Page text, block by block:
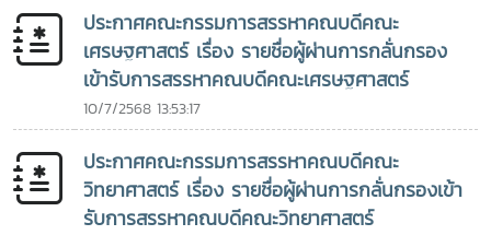
ประกาศคณะกรรมการสรรหาคณบดีคณะ
เศรษฐศาสตร์ เรื่อง รายชื่อผู้ผ่านการกลั่นกรอง
เข้ารับการสรรหาคณบดีคณะเศรษฐศาสตร์
10/7/2568 13:53:17
ประกาศคณะกรรมการสรรหาคณบดีคณะ
วิทยาศาสตร์ เรื่อง รายชื่อผู้ผ่านการกลั่นกรองเข้า
รับการสรรหาคณบดีคณะวิทยาศาสตร์